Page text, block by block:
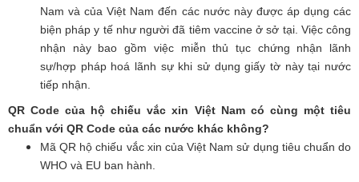
Nam và của Việt Nam đến các nước này được áp dụng các
biện pháp y tế như người đã tiêm vaccine ở sở tại. Việc công
nhận này bao gồm việc miễn thủ tục chứng nhận lãnh
sự/hợp pháp hoá lãnh sự khi sử dụng giấy tờ này tại nước
tiếp nhận.
QR Code của hộ chiếu vắc xin Việt Nam có cùng một tiêu
chuẩn với QR Code của các nước khác không?
Mã QR hộ chiếu vắc xin của Việt Nam sử dụng tiêu chuẩn do
WHO và EU ban hành.